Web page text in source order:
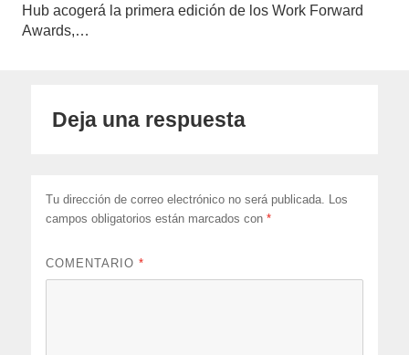
Hub acogerá la primera edición de los Work Forward
Awards,…
Deja una respuesta
Tu dirección de correo electrónico no será publicada. Los
campos obligatorios están marcados con*
COMENTARIO*